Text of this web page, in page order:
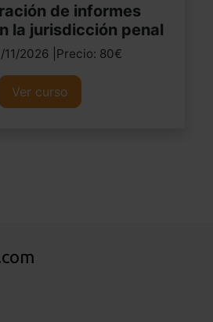
de informes
la jurisdicción penal
11/2026 |Precio: 80€
Ver curso